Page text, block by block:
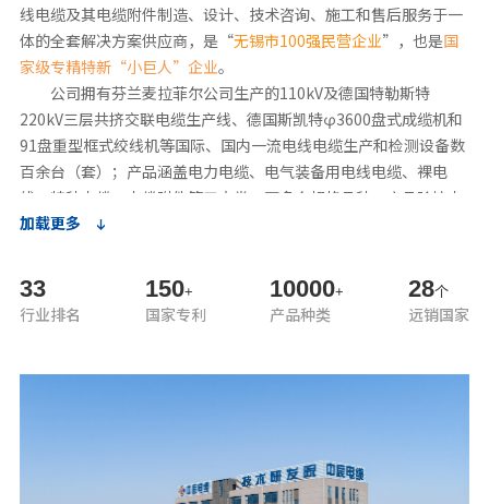
线电缆及其电缆附件制造、设计、技术咨询、施工和售后服务于一
体的全套解决方案供应商，是“无锡市100强民营企业”，也是国
家级专精特新“小巨人” 企业。
公司拥有芬兰麦拉菲尔公司生产的110kV及德国特勒斯特
220kV三层共挤交联电缆生产线、德国斯凯特φ3600盘式成缆机和
91盘重型框式绞线机等国际、国内一流电线电缆生产和检测设备数
百余台（套）；产品涵盖电力电缆、电气装备用电线电缆、裸电
国（GB、JB）标准进行生产，还可根据用户要求按照国际电工标
（ICEA）和日本标准（JIS）等产品标准组织生产。产品获得了国
家工业产品生产许可证、强制性产品认证（CCC认证）、电能
江苏省著名商标、江苏省名牌产品、江苏精品、江苏省两化融合重
点培育企业、江苏省知识产权绩效评价优秀单位、江苏省级示范智
公司依托科技进步，加大研发投入，优化产品结构，先后被评
为高新技术企业、江苏省民营科技企业，拥有“江苏省企业技术中
加载更多
33
行业排名
150+
国家专利
10000+
产品种类
28个
远销国家